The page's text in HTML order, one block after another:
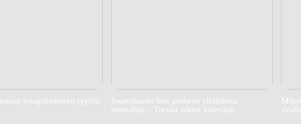
jokapäiväiseen tyyliin
Joustoluotto heti perheen yllättäviin
menoihin – Turvaa arkesi kätevästi